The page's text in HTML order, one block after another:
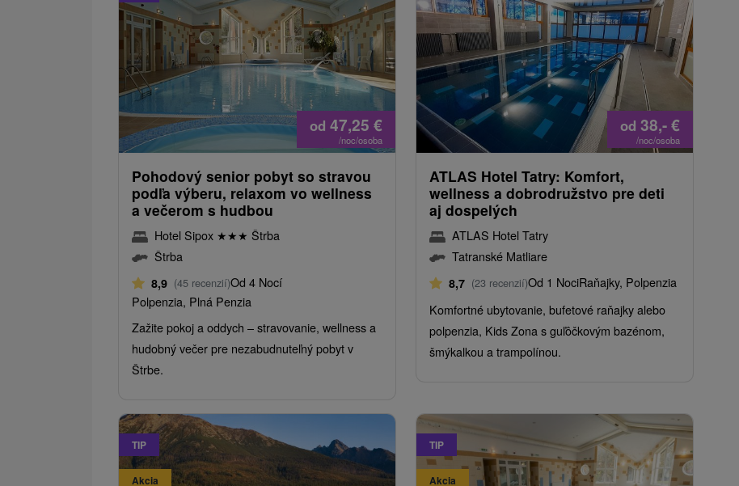
od 47,25 €
/noc/osoba
Pohodový senior pobyt so stravou
podľa výberu, relaxom vo wellness
a večerom s hudbou
Hotel Sipox ★★★ Štrba
Štrba
8,9 (45 recenzií)Od 4 Nocí
Polpenzia, Plná Penzia
Zažite pokoj a oddych – stravovanie, wellness a
hudobný večer pre nezabudnuteľný pobyt v
Štrbe.
od 38,-€
/noc/osoba
ATLAS Hotel Tatry: Komfort,
wellness a dobrodružstvo pre deti
aj dospelých
ATLAS Hotel Tatry
Tatranské Matliare
8,7 (23 recenzií)Od 1 NociRaňajky, Polpenzia
Komfortné ubytovanie, bufetové raňajky alebo
polpenzia, Kids Zona s guľôčkovým bazénom,
šmýkalkou a trampolínou.
TIP
Akcia
TIP
Akcia